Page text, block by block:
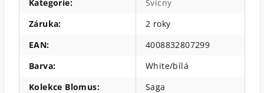
Kategorie:
Svícny
Záruka:
2 roky
EAN:
4008832807299
Barva:
White/bílá
Kolekce Blomus:
Saga